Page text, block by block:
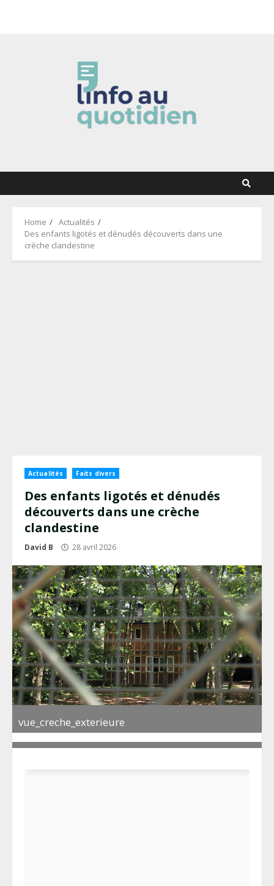
Home
Actualités
Des enfants ligotés et dénudés découverts dans une
crèche clandestine
Actualités Faits divers
Des enfants ligotés et dénudés
découverts dans une crèche
clandestine
David B 28 avril 2026
vue_creche_exterieure